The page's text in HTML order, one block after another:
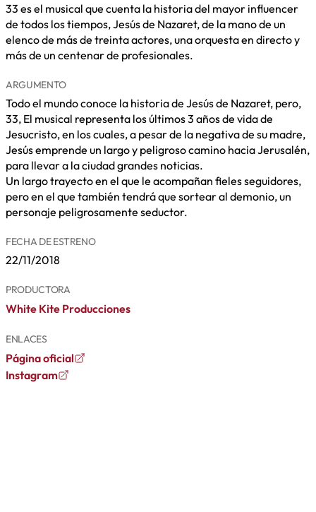
33 es el musical que cuenta la historia del mayor influencer
de todos los tiempos, Jesús de Nazaret, de la mano de un
elenco de más de treinta actores, una orquesta en directo y
más de un centenar de profesionales.
ARGUMENTO
Todo el mundo conoce la historia de Jesús de Nazaret, pero,
33, El musical representa los últimos 3 años de vida de
Jesucristo, en los cuales, a pesar de la negativa de su madre,
Jesús emprende un largo y peligroso camino hacia Jerusalén,
para llevar a la ciudad grandes noticias.
Un largo trayecto en el que le acompañan fieles seguidores,
pero en el que también tendrá que sortear al demonio, un
personaje peligrosamente seductor.
FECHA DE ESTRENO
22/11/2018
PRODUCTORA
White Kite Producciones
ENLACES
Página oficial
Instagram